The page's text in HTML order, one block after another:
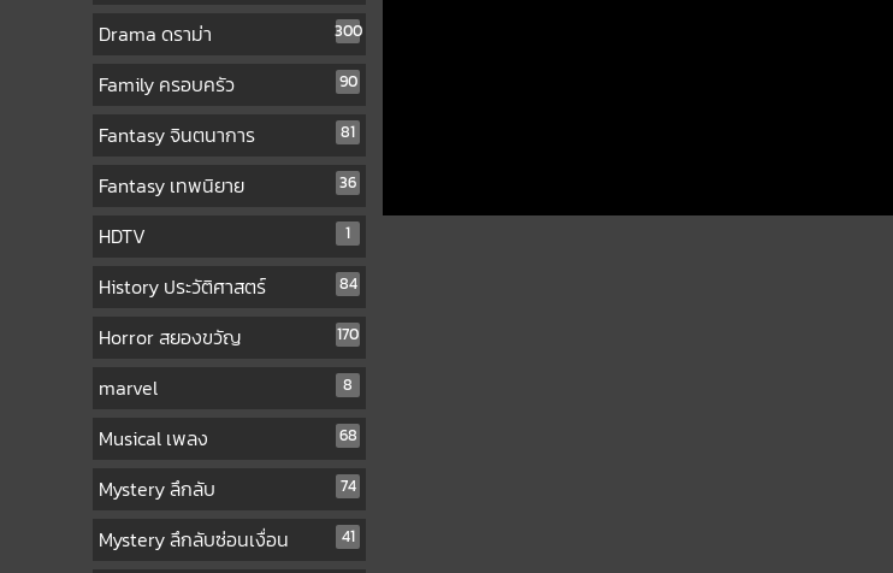
Drama ดราม่า 300
Family ครอบครัว 90
Fantasy จินตนาการ 81
Fantasy เทพนิยาย 36
HDTV 1
History ประวัติศาสตร์ 84
Horror สยองขวัญ 170
marvel 8
Musical เพลง 68
Mystery ลึกลับ 74
Mystery ลึกลับซ่อนเงื่อน 41